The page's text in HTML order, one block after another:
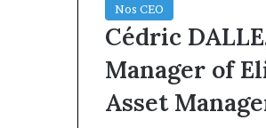
Nos CEO
Cédric
Manager of
Asset